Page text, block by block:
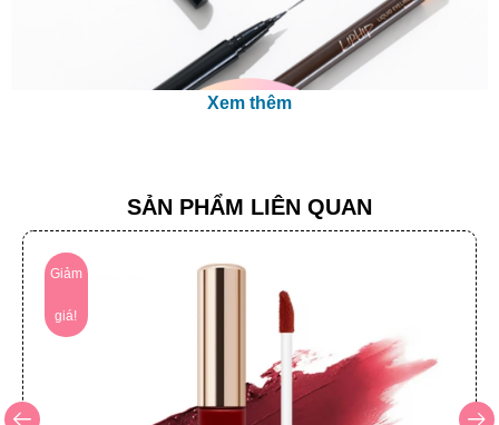
Xem thêm
SẢN PHẨM LIÊN QUAN
Giảm
giá!